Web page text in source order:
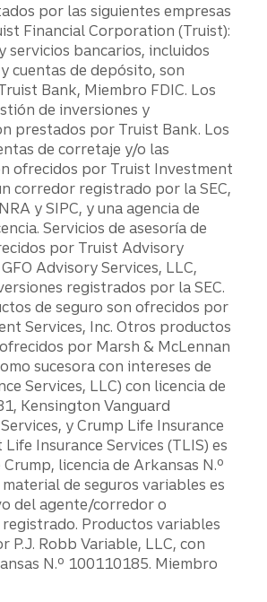
por las siguientes empresas
Financial Corporation (Truist):
servicios bancarios, incluidos
cuentas de depósito, son
Bank, Miembro FDIC. Los
de inversiones y
prestados por Truist Bank. Los
de corretaje y/o las
ofrecidos por Truist Investment
corredor registrado por la SEC,
y SIPC, y una agencia de
Servicios de asesoría de
por Truist Advisory
Advisory Services, LLC,
registrados por la SEC.
de seguro son ofrecidos por
Services, Inc. Otros productos
por Marsh & McLennan
sucesora con intereses de
Services, LLC) con licencia de
Kensington Vanguard
y Crump Life Insurance
Life Insurance Services (TLIS) es
licencia de Arkansas N.º
de seguros variables es
del agente/corredor o
Productos variables
P.J. Robb Variable, LLC, con
N.º 100110185. Miembro